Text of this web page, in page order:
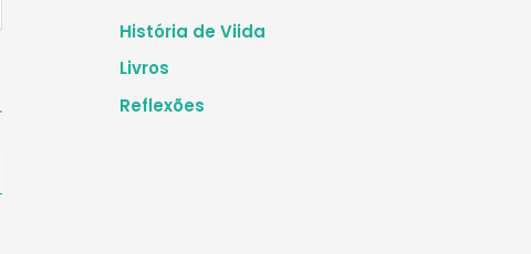
História de Viida
Livros
Reflexões